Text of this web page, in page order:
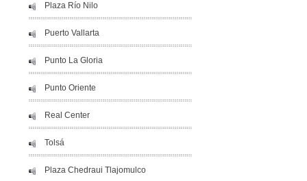
Plaza Río Nilo
Puerto Vallarta
Punto La Gloria
Punto Oriente
Real Center
Tolsá
Plaza Chedraui Tlajomulco